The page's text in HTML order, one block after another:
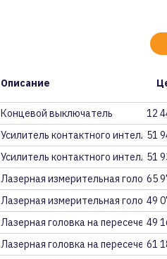
Описание
Концевой выключатель 12
Усилитель контактного интеллек
51
Усилитель контактного интеллек
51
Лазерная измерительная головка
65
Лазерная измерительная головка
49
Лазерная головка на пересечени
49
Лазерная головка на пересечени
61